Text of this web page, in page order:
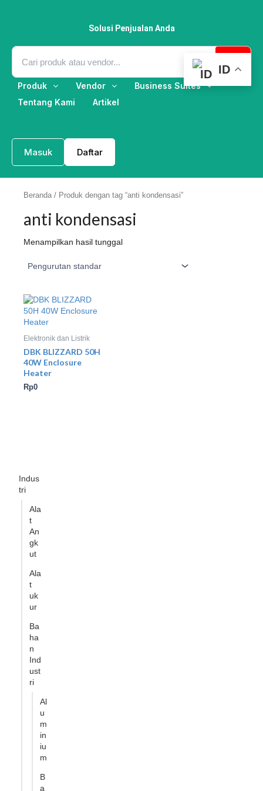
Solusi Penjualan Anda
Produk Vendor
Business Suites
Tentang Kami
Artikel
Masuk Daftar
Indus
tri
Ala
t
An
gk
ut
Ala
t
uk
ur
Ba
ha
n
Ind
ust
ri
Al
u
m
in
iu
m
B
a
Beranda / Produk dengan tag “anti kondensasi”
anti kondensasi
Menampilkan hasil tunggal
Elektronik dan Listrik
DBK BLIZZARD 50H
40W Enclosure
Heater
Rp0
ID